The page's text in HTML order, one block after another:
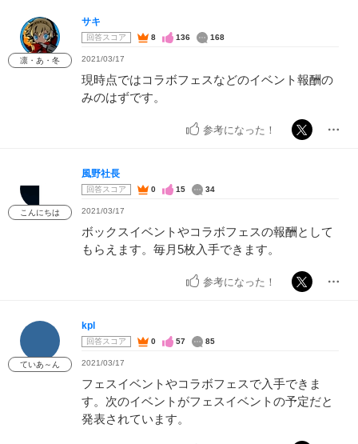
凛・あ・冬
サキ
回答スコア 8 136 168
2021/03/17
現時点ではコラボフェスなどのイベント報酬の
みのはずです。
参考になった！
こんにちは
風野社長
回答スコア 0 15 34
2021/03/17
ボックスイベントやコラボフェスの報酬として
もらえます。毎月5枚入手できます。
参考になった！
ていあ～ん
kpl
回答スコア 0 57 85
2021/03/17
フェスイベントやコラボフェスで入手できま
す。次のイベントがフェスイベントの予定だと
発表されています。